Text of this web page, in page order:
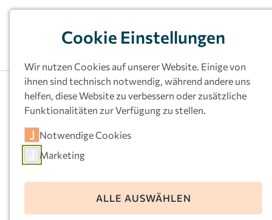
Kath.
Kindertageseinrichtu
ng Heilig Kreuz,
Dortmund-Rahm
Cookie Einstellungen
Wir nutzen Cookies auf unserer Website. Einige von
ihnen sind technisch notwendig, während andere uns
helfen, diese Website zu verbessern oder zusätzliche
Funktionalitäten zur Verfügung zu stellen.
Notwendige Cookies
Marketing
ALLE AUSWÄHLEN